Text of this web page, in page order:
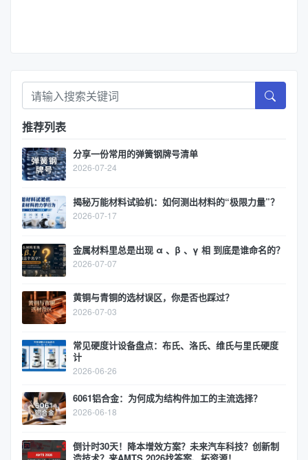
推荐列表
分享一份常用的弹簧钢牌号清单
2026-07-24
揭秘万能材料试验机：如何测出材料的“极限力量”？
2026-07-17
金属材料里总是出现 α 、β 、γ 相 到底是谁命名的？
2026-07-07
黄铜与青铜的选材误区，你是否也踩过？
2026-07-03
常见硬度计设备盘点：布氏、洛氏、维氏与里氏硬度
计
2026-06-26
6061铝合金：为何成为结构件加工的主流选择？
2026-06-18
倒计时30天！降本增效方案？未来汽车科技？创新制